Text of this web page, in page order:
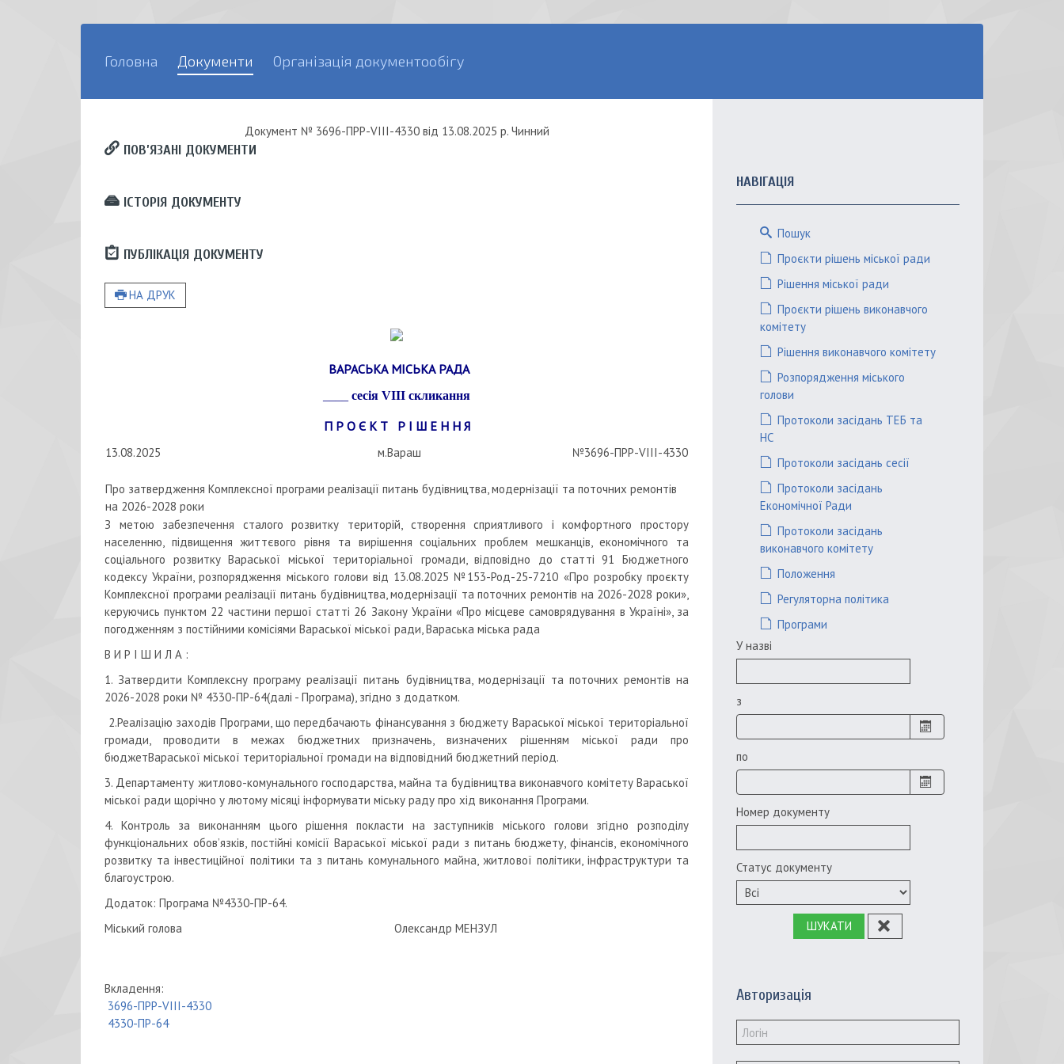
Головна Документи Організація документообігу
Документ № 3696-ПРР-VIII-4330від 13.08.2025 р.Чинний
ПОВ’ЯЗАНІ ДОКУМЕНТИ
ІСТОРІЯ ДОКУМЕНТУ
ПУБЛІКАЦІЯ ДОКУМЕНТУ
НА ДРУК
ВАРАСЬКА МІСЬКА РАДА
сесія VIII скликання
П Р О Є К Т Р І Ш Е Н Н Я
13.08.2025 м.Вараш №3696-ПРР-VIII-4330
Про затвердження Комплексної програми реалізації питань будівництва, модернізації та поточних ремонтів
на 2026-2028 роки
З метою забезпечення сталого розвитку територій, створення сприятливого і комфортного простору
населенню, підвищення життєвого рівня та вирішення соціальних проблем мешканців, економічного та
соціального розвитку Вараської міської територіальної громади, відповідно до статті 91 Бюджетного
кодексу України, розпорядження міського голови від 13.08.2025 №153-Род-25-7210 «Про розробку проєкту
Комплексної програми реалізації питань будівництва, модернізації та поточних ремонтів на 2026-2028 роки»,
керуючись пунктом 22 частини першої статті 26 Закону України «Про місцеве самоврядування в Україні», за
погодженням з постійними комісіями Вараської міської ради, Вараська міська рада
В И Р І Ш И Л А :
1. Затвердити Комплексну програму реалізації питань будівництва, модернізації та поточних ремонтів на
2026-2028 роки № 4330-ПР-64(далі - Програма), згідно з додатком.
2.Реалізацію заходів Програми, що передбачають фінансування з бюджету Вараської міської територіальної
громади, проводити в межах бюджетних призначень, визначених рішенням міської ради про
бюджетВараської міської територіальної громади на відповідний бюджетний період.
3. Департаменту житлово-комунального господарства, майна та будівництва виконавчого комітету Вараської
міської ради щорічно у лютому місяці інформувати міську раду про хід виконання Програми.
4. Контроль за виконанням цього рішення покласти на заступників міського голови згідно розподілу
функціональних обов’язків, постійні комісії Вараської міської ради з питань бюджету, фінансів, економічного
розвитку та інвестиційної політики та з питань комунального майна, житлової політики, інфраструктури та
благоустрою.
Додаток: Програма №4330-ПР-64.
Міський голова Олександр МЕНЗУЛ
Вкладення:
3696-ПРР-VIII-4330
4330-ПР-64
НАВІГАЦІЯ
Пошук
Проєкти рішень міської ради
Рішення міської ради
Проєкти рішень виконавчого
комітету
Рішення виконавчого комітету
Розпорядження міського
голови
Протоколи засідань ТЕБ та
НС
Протоколи засідань сесії
Протоколи засідань
Економічної Ради
Протоколи засідань
виконавчого комітету
Положення
Регуляторна політика
Програми
У назві
з
по
Номер документу
Статус документу
ШУКАТИ
Авторизація